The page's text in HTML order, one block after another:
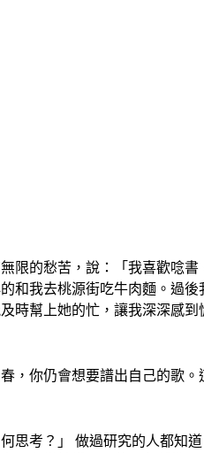
限的愁苦，說：「我喜歡唸
和我去桃源街吃牛肉麵。過
時幫上她的忙，讓我深深感到
，你仍會想要譜出自己的歌。
思考？」 做過研究的人都